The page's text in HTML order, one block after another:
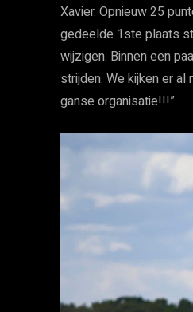
Xavier. Opnieuw 25
gedeelde 1ste plaats
wijzigen. Binnen een
strijden. We kijken er
ganse organisatie!!!”